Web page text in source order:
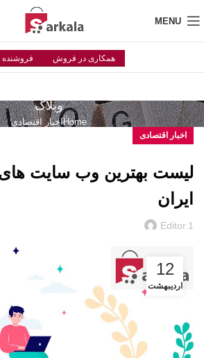
MENU
همکاری در فروش فروشنده
وبلاگ
Homeاخبار اقتصادی
اخبار اقتصادی
لیست بهترین وب سایت
ایران
Editor.1
12
اردیبهشت